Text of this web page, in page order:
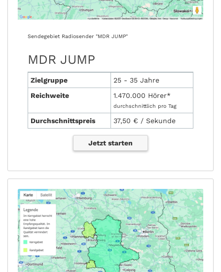
Sendegebiet Radiosender "MDR JUMP"
MDR JUMP
Zielgruppe
25 - 35 Jahre
Reichweite
1.470.000 Hörer*
durchschnittlich pro Tag
Durchschnittspreis 37,50 € / Sekunde
Jetzt starten